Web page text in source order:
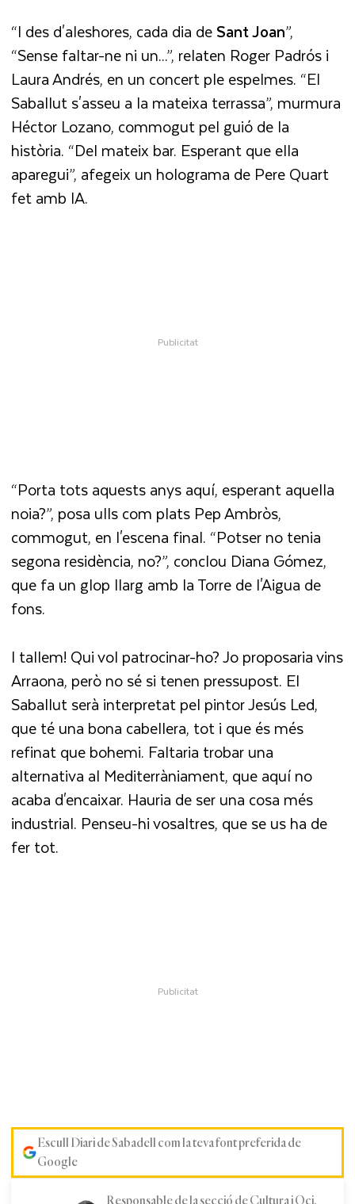
“I des d'aleshores, cada dia deSant Joan”,
“Sense faltar-ne ni un...”, relaten Roger Padrós i
Laura Andrés, en un concert ple espelmes. “El
Saballut s'asseu a la mateixa terrassa”, murmura
Héctor Lozano, commogut pel guió de la
història. “Del mateix bar. Esperant que ella
aparegui”, afegeix un holograma de Pere Quart
fet amb IA.
“Porta tots aquests anys aquí, esperant aquella
noia?”, posa ulls com plats Pep Ambròs,
commogut, en l'escena final. “Potser no tenia
segona residència, no?”, conclou Diana Gómez,
que fa un glop llarg amb la Torre de l'Aigua de
fons.
I tallem! Qui vol patrocinar-ho? Jo proposaria vins
Arraona, però no sé si tenen pressupost. El
Saballut serà interpretat pel pintor Jesús Led,
que té una bona cabellera, tot i que és més
refinat que bohemi. Faltaria trobar una
alternativa al Mediterràniament, que aquí no
acaba d'encaixar. Hauria de ser una cosa més
industrial. Penseu-hi vosaltres, que se us ha de
fer tot.
Escull Diari de Sabadell com la teva font preferida de
Google
Responsable de la secció de Cultura i Oci.